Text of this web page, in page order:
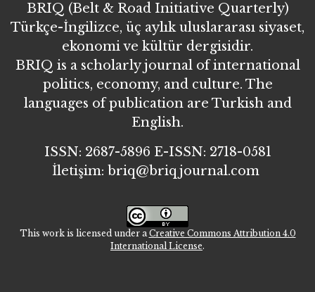
BRIQ (Belt & Road Initiative Quarterly)
Türkçe-İngilizce, üç aylık uluslararası siyaset,
ekonomi ve kültür dergisidir.
BRIQ is a scholarly journal of international
politics, economy, and culture. The
languages of publication are Turkish and
English.
ISSN: 2687-5896 E-ISSN: 2718-0581
İletişim: briq@briqjournal.com
This work is licensed under aCreative Commons Attribution 4.0
International License.